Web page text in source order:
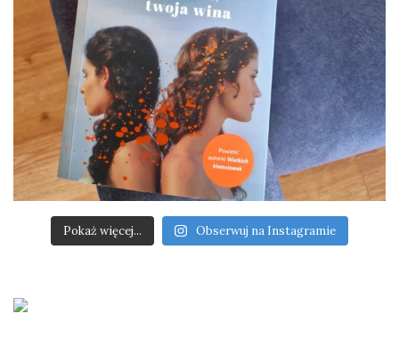
Pokaż więcej... Obserwuj na Instagramie